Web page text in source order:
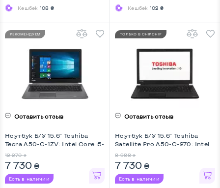
Кешбек 108 ₴ Кешбек 102 ₴
РЕКОМЕНДУЕМ
Оставить отзыв
Ноутбук Б/У 15.6" Toshiba
Tecra A50-C-1ZV: Intel Core i5-
12 270 ₴
7 730 ₴
Есть в наличии
ТОЛЬКО В CHIPCHIP
Оставить отзыв
Ноутбук Б/У 15.6" Toshiba
Satellite Pro A50-C-270: Intel
8 988 ₴
7 730 ₴
Есть в наличии